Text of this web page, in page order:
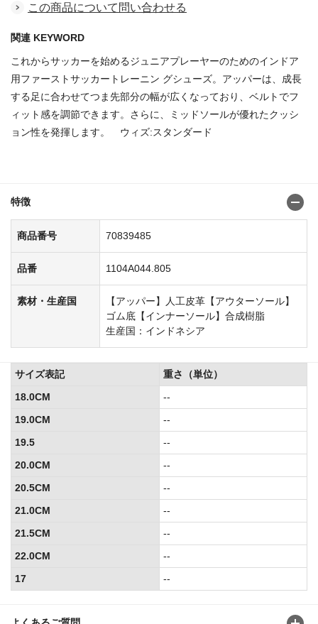
この商品について問い合わせる
関連 KEYWORD
これからサッカーを始めるジュニアプレーヤーのためのインドア
用ファーストサッカートレーニン グシューズ。アッパーは、成長
する足に合わせてつま先部分の幅が広くなっており、ベルトでフ
ィット感を調節できます。さらに、ミッドソールが優れたクッシ
ョン性を発揮します。 ウィズ:スタンダード
特徴
商品番号 70839485
品番 1104A044.805
素材・生産国
【アッパー】人工皮革【アウターソール】
ゴム底【インナーソール】合成樹脂
生産国：インドネシア
サイズ表記
重さ（単位）
18.0CM
--
19.0CM
--
19.5
--
20.0CM
--
20.5CM
--
21.0CM
--
21.5CM
--
22.0CM
--
17
--